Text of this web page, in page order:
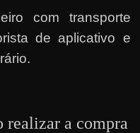
com transporte
de aplicativo e
realizar a compra